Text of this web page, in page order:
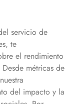
servicio de
te
el rendimiento
métricas de
del impacto y la